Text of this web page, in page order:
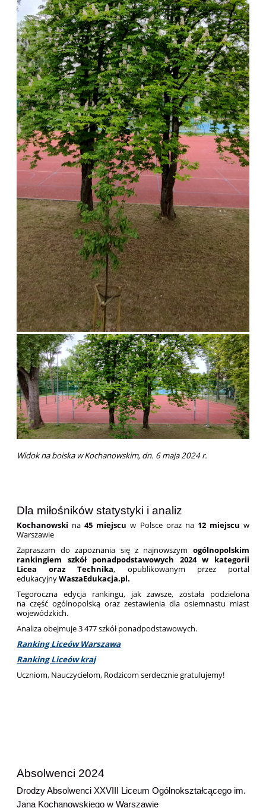
Widok na boiska w Kochanowskim, dn. 6 maja 2024 r.
Dla miłośników statystyki i analiz
Kochanowski na45 miejscu w Polsce oraz na 12 miejscu w
Warszawie
Zapraszam do zapoznania się z najnowszym ogólnopolskim
rankingiem szkół ponadpodstawowych 2024 w kategorii
Licea oraz Technika, opublikowanym przez portal
edukacyjnyWaszaEdukacja.pl.
Tegoroczna edycja rankingu, jak zawsze, została podzielona
na część ogólnopolską oraz zestawienia dla osiemnastu miast
wojewódzkich.
Analiza obejmuje3 477 szkół ponadpodstawowych.
Ranking Liceów Warszawa
Ranking Liceów kraj
Uczniom, Nauczycielom, Rodzicom serdecznie gratulujemy!
Absolwenci 2024
Drodzy Absolwenci XXVIII Liceum Ogólnokształcącego im.
Jana Kochanowskiego w Warszawie